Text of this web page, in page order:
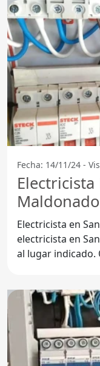
Fecha: 14/11/24 -
Electricista
Electricista en San
electricista en
al lugar indicado.